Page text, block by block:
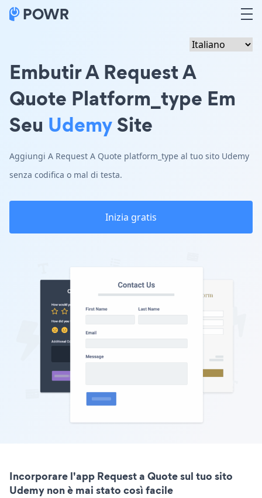
Embutir A Request A
Quote Platform_type Em
Seu UdemySite
Aggiungi A Request A Quote platform_type al tuo sito Udemy
senza codifica o mal di testa.
Inizia gratis
Incorporare l'app Request a Quote sul tuo sito
Udemy non è mai stato così facile